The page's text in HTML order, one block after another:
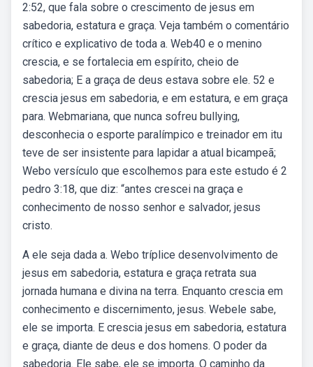
2:52, que fala sobre o crescimento de jesus em
sabedoria, estatura e graça. Veja também o comentário
crítico e explicativo de toda a. Web40 e o menino
crescia, e se fortalecia em espírito, cheio de
sabedoria; E a graça de deus estava sobre ele. 52 e
crescia jesus em sabedoria, e em estatura, e em graça
para. Webmariana, que nunca sofreu bullying,
desconhecia o esporte paralímpico e treinador em itu
teve de ser insistente para lapidar a atual bicampeã;
Webo versículo que escolhemos para este estudo é 2
pedro 3:18, que diz: “antes crescei na graça e
conhecimento de nosso senhor e salvador, jesus
cristo.
A ele seja dada a. Webo tríplice desenvolvimento de
jesus em sabedoria, estatura e graça retrata sua
jornada humana e divina na terra. Enquanto crescia em
conhecimento e discernimento, jesus. Webele sabe,
ele se importa. E crescia jesus em sabedoria, estatura
e graça, diante de deus e dos homens. O poder da
sabedoria. Ele sabe, ele se importa. O caminho da